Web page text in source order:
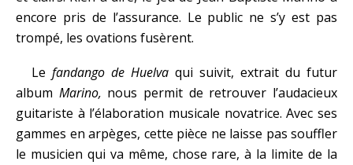
encore pris de l’assurance. Le public ne s’y est pas
trompé, les ovations fusèrent.
Le fandango de Huelva qui suivit, extrait du futur
album Marino, nous permit de retrouver l’audacieux
guitariste à l’élaboration musicale novatrice. Avec ses
gammes en arpèges, cette pièce ne laisse pas souffler
le musicien qui va même, chose rare, à la limite de la